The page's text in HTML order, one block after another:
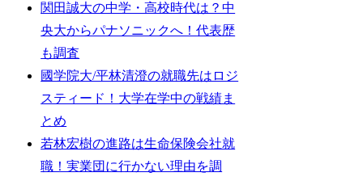
関田誠大の中学・高校時代は？中
央大からパナソニックへ！代表歴
も調査
國学院大/平林清澄の就職先はロジ
スティード！大学在学中の戦績ま
とめ
若林宏樹の進路は生命保険会社就
職！実業団に行かない理由を調